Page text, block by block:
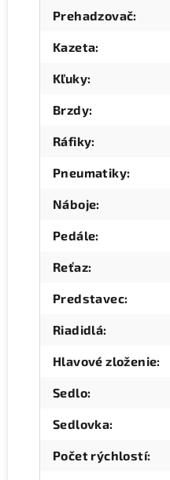
Prehadzovač:
Kazeta:
Kľuky:
Brzdy:
Ráfiky:
Pneumatiky:
Náboje:
Pedále:
Reťaz:
Predstavec:
Riadidlá:
Hlavové zloženie:
Sedlo:
Sedlovka:
Počet rýchlostí: